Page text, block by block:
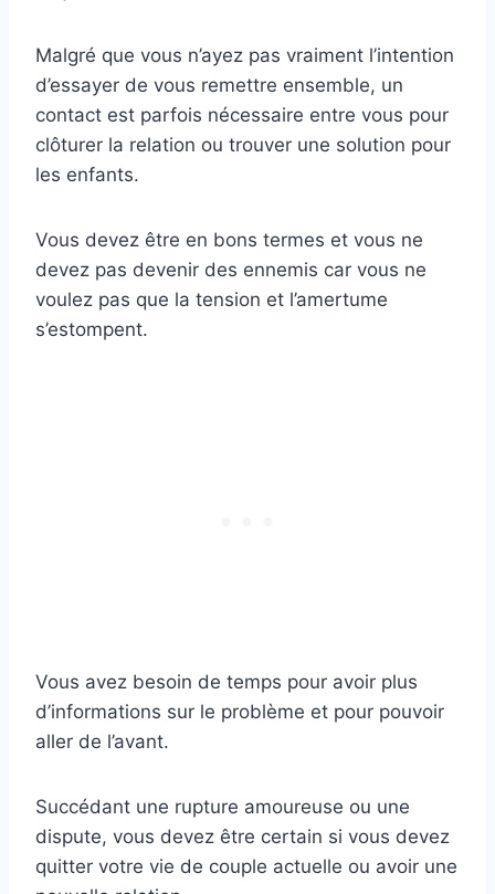
Malgré que vous n’ayez pas vraiment l’intention
d’essayer de vous remettre ensemble, un
contact est parfois nécessaire entre vous pour
clôturer la relation ou trouver une solution pour
les enfants.
Vous devez être en bons termes et vous ne
devez pas devenir des ennemis car vous ne
voulez pas que la tension et l’amertume
s’estompent.
Vous avez besoin de temps pour avoir plus
d’informations sur le problème et pour pouvoir
aller de l’avant.
Succédant une rupture amoureuse ou une
dispute, vous devez être certain si vous devez
quitter votre vie de couple actuelle ou avoir une